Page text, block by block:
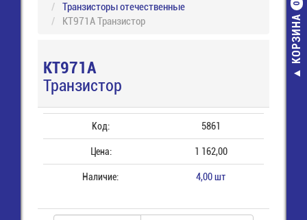
КОРЗИНА
0
Транзисторы отечественные
КТ971А Транзистор
КТ971А
Транзистор
Код: 5861
Цена: 1 162,00
Наличие: 4,00 шт